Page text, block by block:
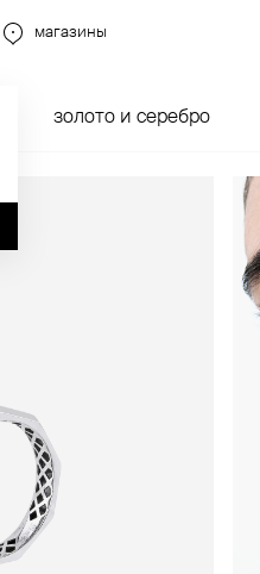
магазины
золото и серебро